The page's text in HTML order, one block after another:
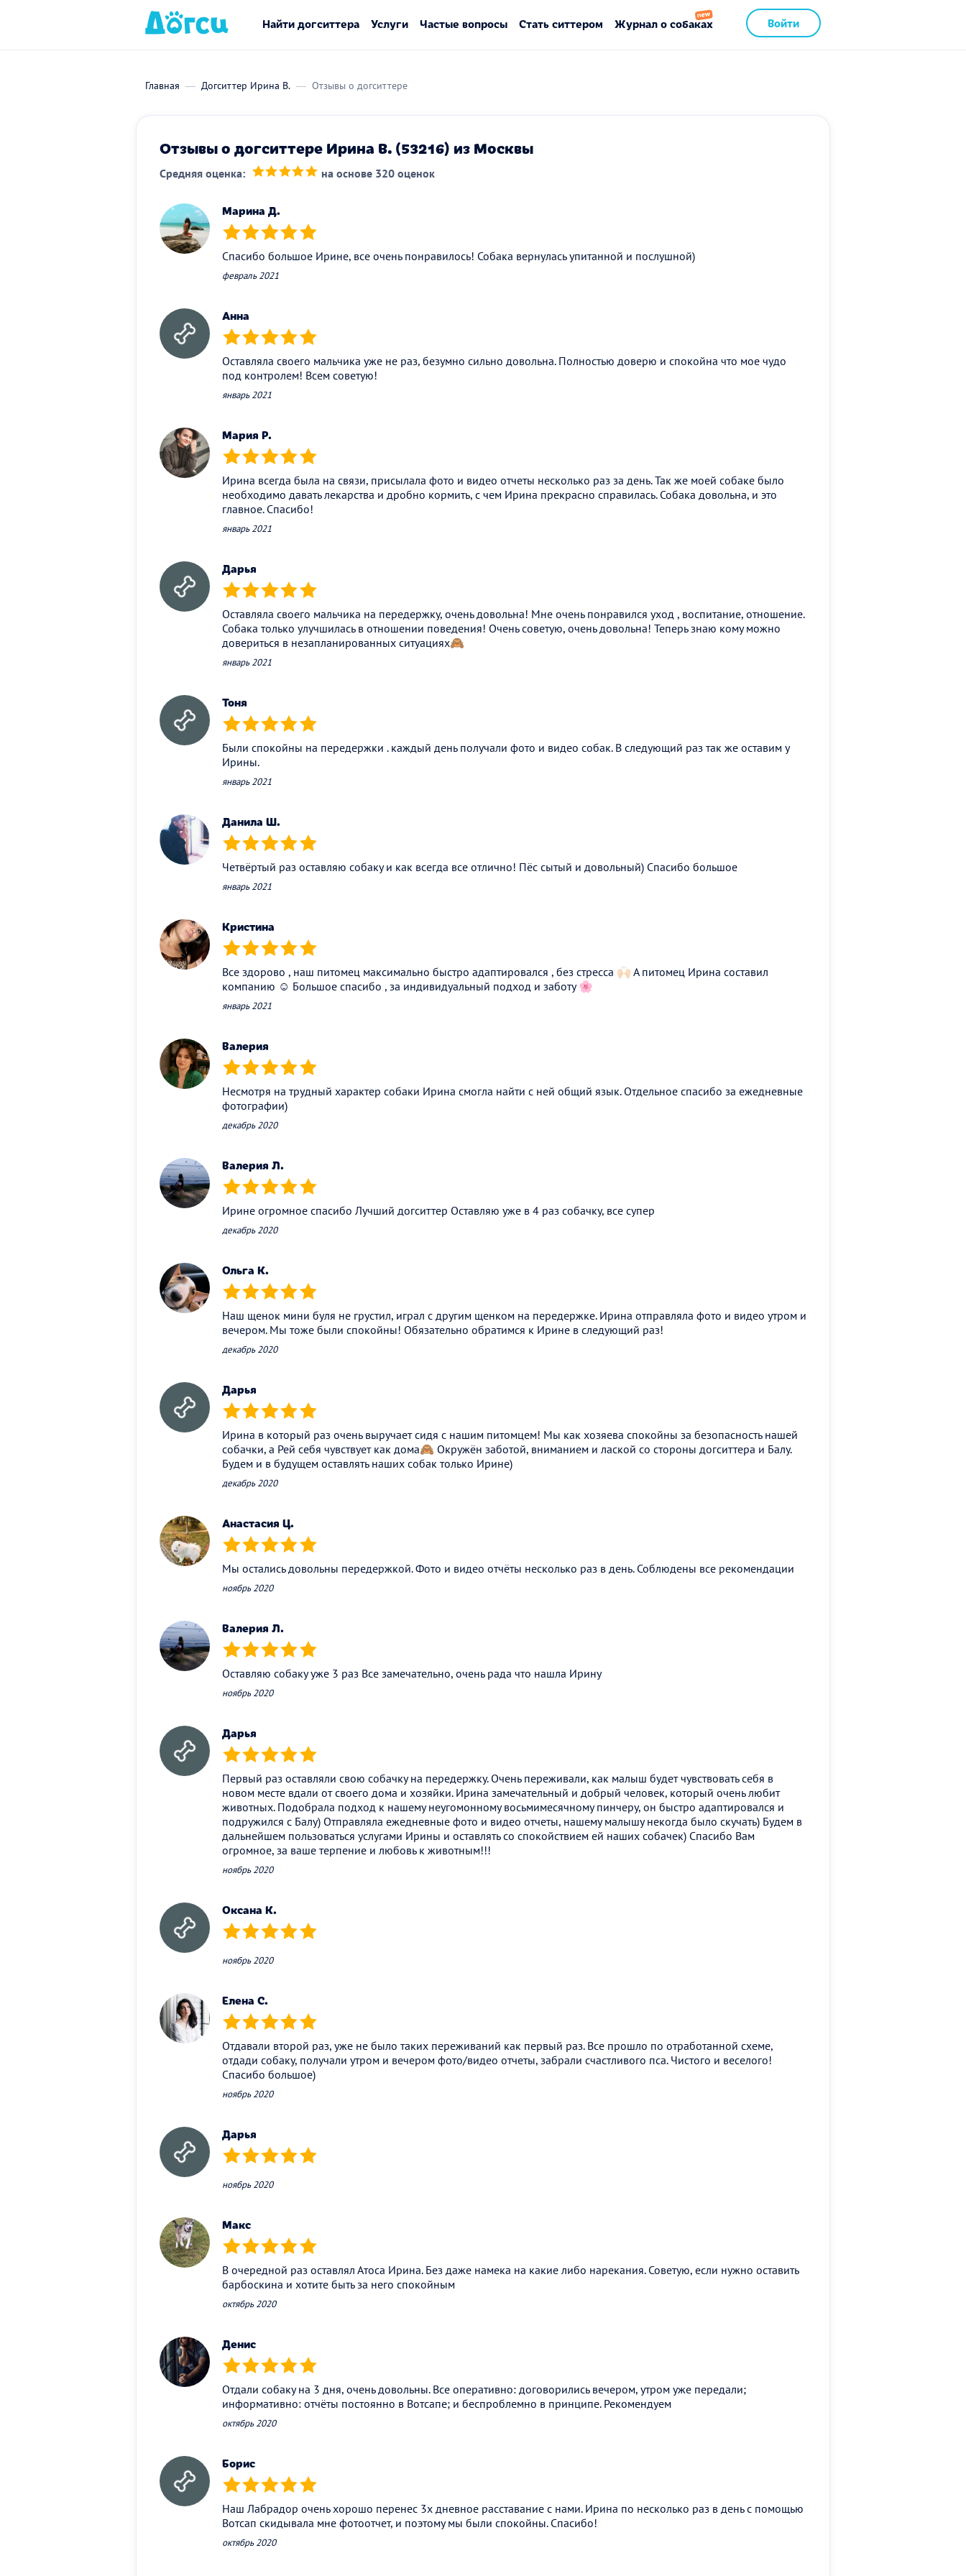
Войти
Найти догситтера Услуги Частые вопросы Стать ситтером Журнал о собаках
Главная Догситтер Ирина В. Отзывы о догситтере
Отзывы о догситтере Ирина В. (53216) из Москвы
Средняя оценка: на основе 320 оценок
Марина Д.
(*) (*) (*) (*) (*)
Спасибо большое Ирине, все очень понравилось! Собака вернулась упитанной и послушной)
февраль 2021
Анна
(*) (*) (*) (*) (*)
Оставляла своего мальчика уже не раз, безумно сильно довольна. Полностью доверю и спокойна что мое чудо
под контролем! Всем советую!
январь 2021
Мария Р.
(*) (*) (*) (*) (*)
Ирина всегда была на связи, присылала фото и видео отчеты несколько раз за день. Так же моей собаке было
необходимо давать лекарства и дробно кормить, с чем Ирина прекрасно справилась. Собака довольна, и это
главное. Спасибо!
январь 2021
Дарья
(*) (*) (*) (*) (*)
Оставляла своего мальчика на передержку, очень довольна! Мне очень понравился уход , воспитание, отношение.
Собака только улучшилась в отношении поведения! Очень советую, очень довольна! Теперь знаю кому можно
довериться в незапланированных ситуациях🙈
январь 2021
Тоня
(*) (*) (*) (*) (*)
Были спокойны на передержки . каждый день получали фото и видео собак. В следующий раз так же оставим у
Ирины.
январь 2021
Данила Ш.
(*) (*) (*) (*) (*)
Четвёртый раз оставляю собаку и как всегда все отлично! Пёс сытый и довольный) Спасибо большое
январь 2021
Кристина
(*) (*) (*) (*) (*)
Все здорово , наш питомец максимально быстро адаптировался , без стресса 🙌🏻 А питомец Ирина составил
компанию ☺️ Большое спасибо , за индивидуальный подход и заботу 🌸
январь 2021
Валерия
(*) (*) (*) (*) (*)
Несмотря на трудный характер собаки Ирина смогла найти с ней общий язык. Отдельное спасибо за ежедневные
фотографии)
декабрь 2020
Валерия Л.
(*) (*) (*) (*) (*)
Ирине огромное спасибо Лучший догситтер Оставляю уже в 4 раз собачку, все супер
декабрь 2020
Ольга К.
(*) (*) (*) (*) (*)
Наш щенок мини буля не грустил, играл с другим щенком на передержке. Ирина отправляла фото и видео утром и
вечером. Мы тоже были спокойны! Обязательно обратимся к Ирине в следующий раз!
декабрь 2020
Дарья
(*) (*) (*) (*) (*)
Ирина в который раз очень выручает сидя с нашим питомцем! Мы как хозяева спокойны за безопасность нашей
собачки, а Рей себя чувствует как дома🙈 Окружён заботой, вниманием и лаской со стороны догситтера и Балу.
Будем и в будущем оставлять наших собак только Ирине)
декабрь 2020
Анастасия Ц.
(*) (*) (*) (*) (*)
Мы остались довольны передержкой. Фото и видео отчёты несколько раз в день. Соблюдены все рекомендации
ноябрь 2020
Валерия Л.
(*) (*) (*) (*) (*)
Оставляю собаку уже 3 раз Все замечательно, очень рада что нашла Ирину
ноябрь 2020
Дарья
(*) (*) (*) (*) (*)
Первый раз оставляли свою собачку на передержку. Очень переживали, как малыш будет чувствовать себя в
новом месте вдали от своего дома и хозяйки. Ирина замечательный и добрый человек, который очень любит
животных. Подобрала подход к нашему неугомонному восьмимесячному пинчеру, он быстро адаптировался и
подружился с Балу) Отправляла ежедневные фото и видео отчеты, нашему малышу некогда было скучать) Будем в
дальнейшем пользоваться услугами Ирины и оставлять со спокойствием ей наших собачек) Спасибо Вам
огромное, за ваше терпение и любовь к животным!!!
ноябрь 2020
Оксана К.
(*) (*) (*) (*) (*)
ноябрь 2020
Елена С.
(*) (*) (*) (*) (*)
Отдавали второй раз, уже не было таких переживаний как первый раз. Все прошло по отработанной схеме,
отдади собаку, получали утром и вечером фото/видео отчеты, забрали счастливого пса. Чистого и веселого!
Спасибо большое)
ноябрь 2020
Дарья
(*) (*) (*) (*) (*)
ноябрь 2020
Макс
(*) (*) (*) (*) (*)
В очередной раз оставлял Атоса Ирина. Без даже намека на какие либо нарекания. Советую, если нужно оставить
барбоскина и хотите быть за него спокойным
октябрь 2020
Денис
(*) (*) (*) (*) (*)
Отдали собаку на 3 дня, очень довольны. Все оперативно: договорились вечером, утром уже передали;
информативно: отчёты постоянно в Вотсапе; и беспроблемно в принципе. Рекомендуем
октябрь 2020
Борис
(*) (*) (*) (*) (*)
Наш Лабрадор очень хорошо перенес 3х дневное расставание с нами. Ирина по несколько раз в день с помощью
Вотсап скидывала мне фотоотчет, и поэтому мы были спокойны. Спасибо!
октябрь 2020